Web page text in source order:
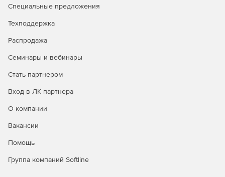
Специальные предложения
Техподдержка
Распродажа
Семинары и вебинары
Стать партнером
Вход в ЛК партнера
О компании
Вакансии
Помощь
Группа компаний Softline